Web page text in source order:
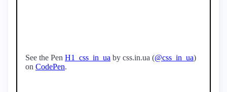
See the Pen H1_css_in_ua by css.in.ua (@css_in_ua)
on CodePen.